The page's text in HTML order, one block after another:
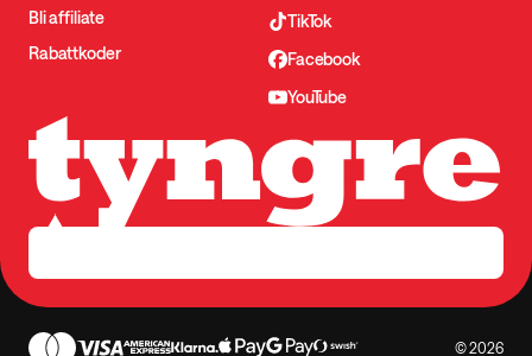
Bli affiliate
Rabattkoder
TikTok
Facebook
YouTube
© 2026